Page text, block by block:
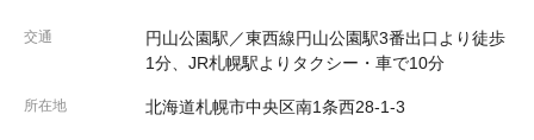
交通
円山公園駅／東西線円山公園駅3番出口より徒歩
1分、JR札幌駅よりタクシー・車で10分
所在地 北海道札幌市中央区南1条西28-1-3